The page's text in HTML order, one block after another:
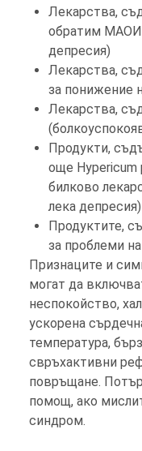
Лекарства,
обратим МАОИ
депресия)
Лекарства,
за понижение
Лекарства,
Продукти,
още Hypericum
билково
лека депресия)
Продуктите,
за проблеми
Признаците и
могат да
неспокойство,
ускорена
температура,
свръхактивни
повръщане.
помощ, ако
синдром.